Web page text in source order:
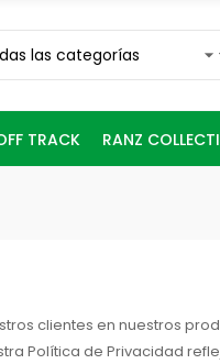
TRACK RANZ
clientes en nuestros
Política de Privacidad